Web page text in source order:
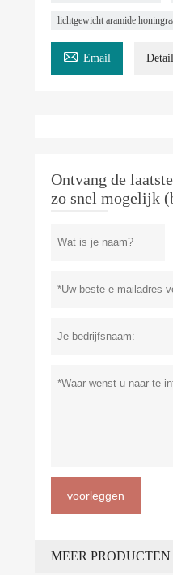
lichtgewicht aramide
 Email
Ontvang de
zo snel mogelijk
voorleggen
MEER PRODUCTEN